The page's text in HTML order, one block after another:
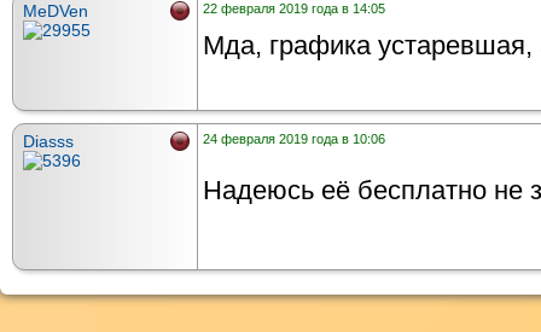
MeDVen 22 февраля 2019 года в 14:05
Мда, графика
Diasss 24 февраля 2019 года в 10:06
Надеюсь её бесплатно не